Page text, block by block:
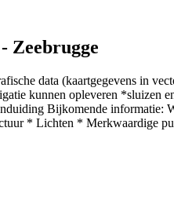
Zeebrugge
data (kaartgegevens in
kunnen opleveren *sluizen
Bijkomende informatie:
* Lichten * Merkwaardige